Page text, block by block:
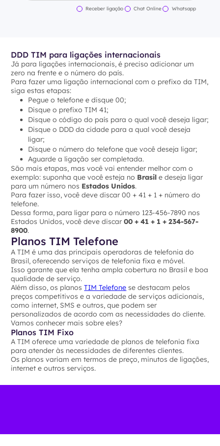
Receber ligação Chat Online Whatsapp
DDD TIM para ligações internacionais
Já para ligações internacionais, é preciso adicionar um
zero na frente e o número do país.
Para fazer uma ligação internacional com o prefixo da TIM,
siga estas etapas:
Pegue o telefone e disque 00;
Disque o prefixo TIM 41;
Disque o código do país para o qual você deseja ligar;
Disque o DDD da cidade para a qual você deseja
ligar;
Disque o número do telefone que você deseja ligar;
Aguarde a ligação ser completada.
São mais etapas, mas você vai entender melhor com o
exemplo: suponha que você esteja no Brasile deseja ligar
para um número nos Estados Unidos.
Para fazer isso, você deve discar 00 + 41 + 1 + número do
telefone.
Dessa forma, para ligar para o número 123-456-7890 nos
Estados Unidos, você deve discar00 + 41 + 1 + 234-567-
8900.
Planos TIM Telefone
A TIM é uma das principais operadoras de telefonia do
Brasil, oferecendo serviços de telefonia fixa e móvel.
Isso garante que ela tenha ampla cobertura no Brasil e boa
qualidade de serviço.
Além disso, os planosTIM Telefone se destacam pelos
preços competitivos e a variedade de serviços adicionais,
como internet, SMS e outros, que podem ser
personalizados de acordo com as necessidades do cliente.
Vamos conhecer mais sobre eles?
Planos TIM Fixo
A TIM oferece uma variedade de planos de telefonia fixa
para atender às necessidades de diferentes clientes.
Os planos variam em termos de preço, minutos de ligações,
internet e outros serviços.